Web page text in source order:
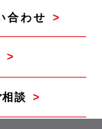
合わせ
談